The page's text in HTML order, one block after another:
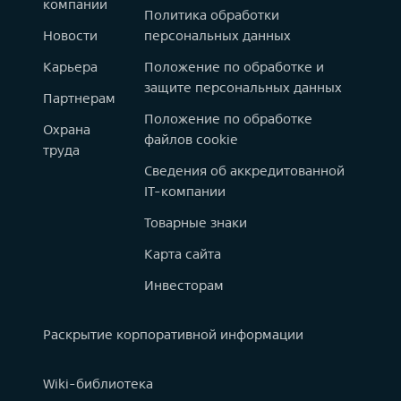
компании
Новости
Карьера
Партнерам
Охрана
труда
Политика обработки
персональных данных
Положение по обработке и
защите персональных данных
Положение по обработке
файлов cookie
Сведения об аккредитованной
IT-компании
Товарные знаки
Карта сайта
Инвесторам
Раскрытие корпоративной информации
Wiki-библиотека